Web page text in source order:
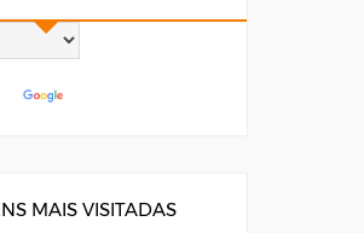
MAIS VISITADAS